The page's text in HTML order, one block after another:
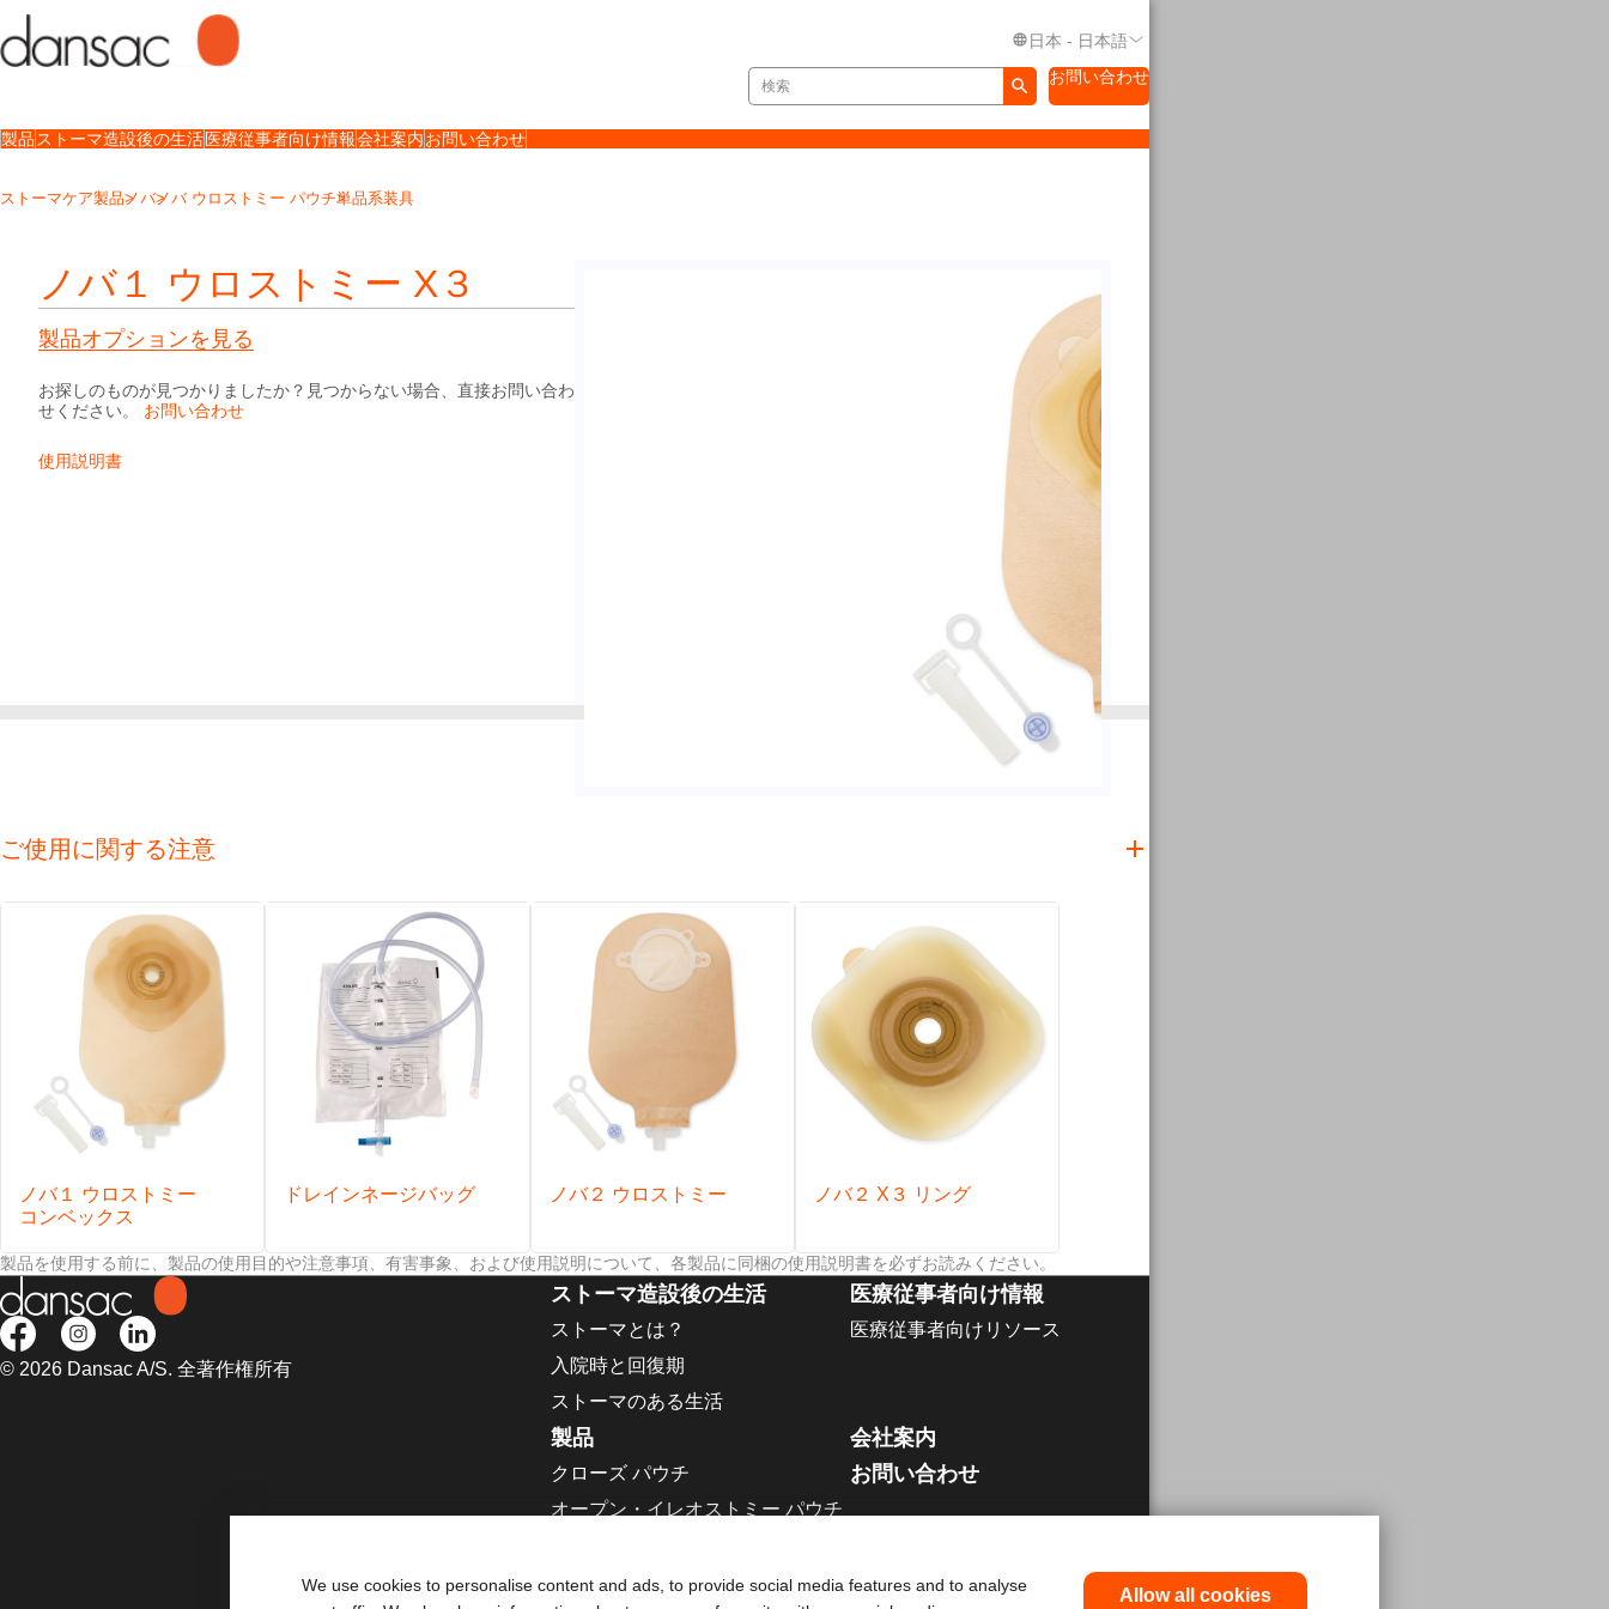
We use cookies to personalise content and ads, to provide social media features and to analyse
Allow all cookies
日本 - 日本語
お問い合わせ
製品 ストーマ造設後の生活医療従事者向け情報会社案内お問い合わせ
ストーマケア製品ノバノバ ウロストミー パウチ単品系装具
ノバ１ ウロストミー X３
製品オプションを見る
お探しのものが見つかりましたか？見つからない場合、直接お問い合わ
せください。 お問い合わせ
使用説明書
ご使用に関する注意
ノバ１ ウロストミー
コンベックス
ドレインネージバッグ ノバ２ ウロストミー ノバ２ X３ リング
製品を使用する前に、製品の使用目的や注意事項、有害事象、および使用説明について、各製品に同梱の使用説明書を必ずお読みください。
© 2026 Dansac A/S. 全著作権所有
ストーマ造設後の生活
ストーマとは？
入院時と回復期
ストーマのある生活
医療従事者向け情報
医療従事者向けリソース
製品
クローズ パウチ
オープン・イレオストミー パウチ
二品系面板
会社案内
お問い合わせ